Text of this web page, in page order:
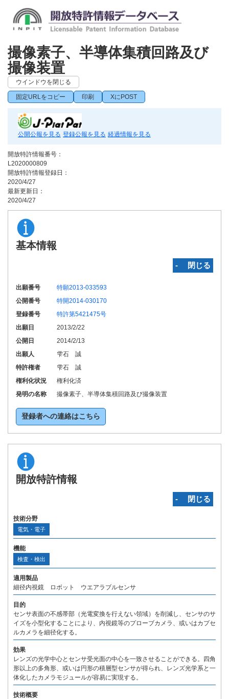
撮像素子、半導体集積回路及び
撮像装置
ウインドウを閉じる
固定URLをコピー 印刷 XにPOST
公開公報を見る 登録公報を見る 経過情報を見る
開放特許情報番号：
L2020000809
開放特許情報登録日：
2020/4/27
最新更新日：
2020/4/27
基本情報
‐ 閉じる
出願番号
特願2013-033593
公開番号
特開2014-030170
登録番号
特許第5421475号
出願日
2013/2/22
公開日
2014/2/13
出願人
雫石 誠
特許権者
雫石 誠
権利化状況
権利化済
発明の名称
撮像素子、半導体集積回路及び撮像装置
登録者への連絡はこちら
開放特許情報
‐ 閉じる
技術分野
電気・電子
機能
検査・検出
適用製品
細径内視鏡 ロボット ウエアラブルセンサ
目的
センサ表面の不感帯部（光電変換を行えない領域）を削減し、センサのサ
イズを小型化することにより、内視鏡等のプローブカメラ、或いはカプセ
ルカメラを細径化する。
効果
レンズの光学中心とセンサ受光面の中心を一致させることができる。四角
形以上の多角形、或いは円形の積層型センサが得られ、レンズ光学系と一
体化したカメラモジュールが容易に実現する。
技術概要